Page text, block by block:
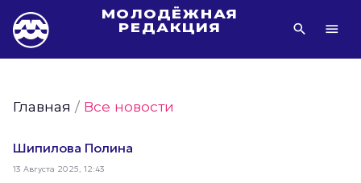
МОЛОДЁЖНАЯ
РЕДАКЦИЯ
Фото Молодёжи Москвы
Фотогалереи Молодёжи Москвы
Главная /Все новости
Шипилова Полина
13 Августа 2025, 12:43